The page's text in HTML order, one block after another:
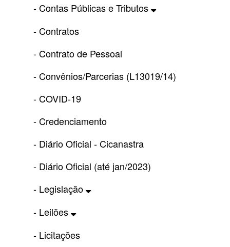
- Contas Públicas e Tributos
- Contratos
- Contrato de Pessoal
- Convênios/Parcerias (L13019/14)
- COVID-19
- Credenciamento
- Diário Oficial - Cicanastra
- Diário Oficial (até jan/2023)
- Legislação
- Leilões
- Licitações